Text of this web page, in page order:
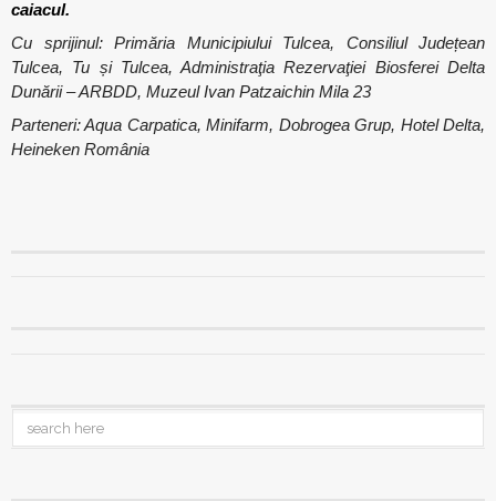
caiacul.
Cu sprijinul: Primăria Municipiului Tulcea, Consiliul Județean
Tulcea, Tu și Tulcea, Administraţia Rezervaţiei Biosferei Delta
Dunării – ARBDD, Muzeul Ivan Patzaichin Mila 23
Parteneri: Aqua Carpatica, Minifarm, Dobrogea Grup, Hotel Delta,
Heineken România